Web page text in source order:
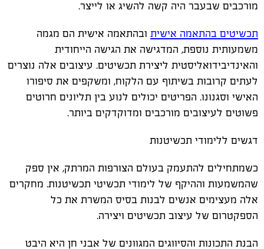
מורכבים שבעבר היה קשה להשיג או לייצר.
תכשיטים בהתאמה אישית ובהתאמה אישית הם מגמה
משמעותית נוספת, המדגישה את הגישה הייחודית
והאינדיבידואליסטית ליצירת תכשיטים. עיצובים אלה נוצרים
לעתים קרובות בשיתוף עם הלקוח, ומשקפים את סיפורו
האישי וסגנונו. הפריטים יכולים לנוע בין תליונים חרוטים
פשוטים לעיצובים מורכבים ומדוקדקים ביותר.
דגשים ללימודי תכשיטנות
כשמתחילים להתעמק בעולם הצורפות המרתק, אין ספק
שהמשמעות וההיקף של לימודי תכשיטי תכשיטנות. מחקרים
אלה מעצימים אנשים לבנות בסיס המשרת את כל
הספקטרום של עיצוב תכשיטים ויצירה.
הבנת התכונות והסיווגים המגוונים של אבני חן היא היבט